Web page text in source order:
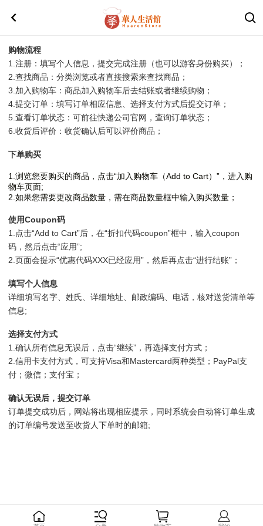
购物流程
1.注册：填写个人信息，提交完成注册（也可以游客身份购买）；
2.查找商品：分类浏览或者直接搜索来查找商品；
3.加入购物车：商品加入购物车后去结账或者继续购物；
4.提交订单：填写订单相应信息、选择支付方式后提交订单；
5.查看订单状态：可前往快递公司官网，查询订单状态；
6.收货后评价：收货确认后可以评价商品；
下单购买
1.浏览您要购买的商品，点击“加入购物车（Add to Cart）”，进入购
物车页面;
2.如果您需要更改商品数量，需在商品数量框中输入购买数量；
使用Coupon码
1.点击“Add to Cart”后，在“折扣代码coupon”框中，输入coupon
码，然后点击“应用”;
2.页面会提示“优惠代码XXX已经应用”，然后再点击“进行结账”；
填写个人信息
详细填写名字、姓氏、详细地址、邮政编码、电话，核对送货清单等
信息;
选择支付方式
1.确认所有信息无误后，点击“继续”，再选择支付方式；
2.信用卡支付方式，可支持Visa和Mastercard两种类型；PayPal支
付；微信；支付宝；
确认无误后，提交订单
订单提交成功后，网站将出现相应提示，同时系统会自动将订单生成
的订单编号发送至收货人下单时的邮箱;